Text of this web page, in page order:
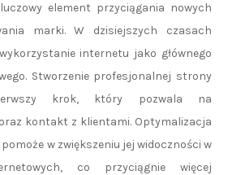
element przyciągania nowych
marki. W dzisiejszych czasach
internetu jako głównego
Stworzenie profesjonalnej strony
krok, który pozwala na
kontakt z klientami. Optymalizacja
w zwiększeniu jej widoczności w
co przyciągnie więcej